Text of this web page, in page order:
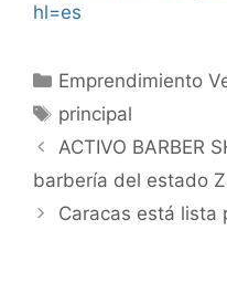
hl=es
Emprendimiento
principal
ACTIVO BARBER
barbería del estado
Caracas está lista